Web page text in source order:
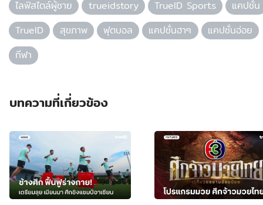
ไลฟ์สไตล์ผู้ชาย trueidstory TrueID Sports
แคปชั่น
TrueID
สุขภาพ ฟุตบอล แคปชั่นฮาๆ
แคปชั่นอ่อย
กีฬา
บทความที่เกี่ยวข้อง